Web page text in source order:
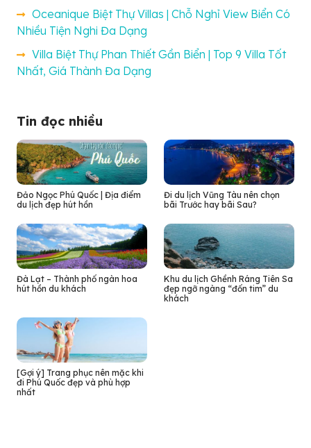
Oceanique Biệt Thự Villas | Chỗ Nghỉ View Biển Có
Nhiều Tiện Nghi Đa Dạng
Villa Biệt Thự Phan Thiết Gần Biển | Top 9 Villa Tốt
Nhất, Giá Thành Đa Dạng
Tin đọc nhiều
Đảo Ngọc Phú Quốc | Địa điểm
du lịch đẹp hút hồn
Đi du lịch Vũng Tàu nên chọn
bãi Trước hay bãi Sau?
Đà Lạt – Thành phố ngàn hoa
hút hồn du khách
Khu du lịch Ghềnh Ráng Tiên Sa
đẹp ngỡ ngàng “đốn tim” du
khách
[Gợi ý] Trang phục nên mặc khi
đi Phú Quốc đẹp và phù hợp
nhất